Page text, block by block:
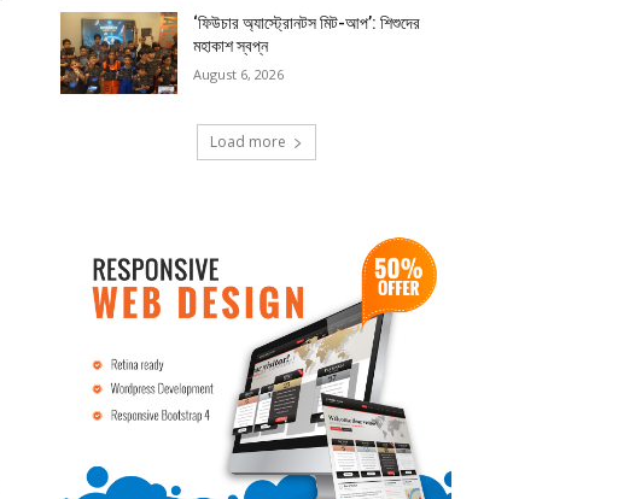
‘ফিউচার অ্যাস্ট্রোনটস মিট-আপ’: শিশুদের
মহাকাশ স্বপ্ন
August 6, 2026
Load more